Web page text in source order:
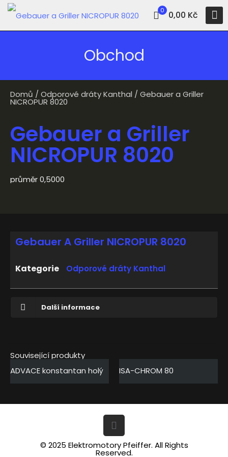
0 0,00 Kč
Obchod
Domů / Odporové dráty Kanthal / Gebauer a Griller
NICROPUR 8020
Gebauer a Griller
NICROPUR 8020
průměr 0,5000
Související produkty
ADVACE konstantan holý
ISA-CHROM 80
Gebauer A Griller NICROPUR 8020
Kategorie Odporové dráty Kanthal
Další informace
© 2025 Elektromotory Pfeiffer. All Rights
Reserved.